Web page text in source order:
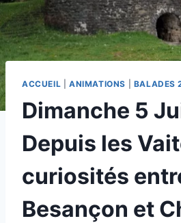
ACCUEIL ANIMATIONS BALADES
Dimanche 5
Depuis les
curiosités
Besançon et